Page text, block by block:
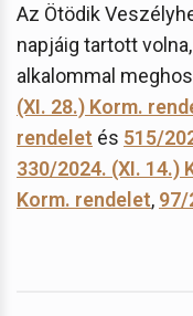
Az Ötödik
napjáig tartott
alkalommal
(XI. 28.) Korm.
rendelet és 515/
330/2024. (XI. 14.)
Korm. rendelet, 97/